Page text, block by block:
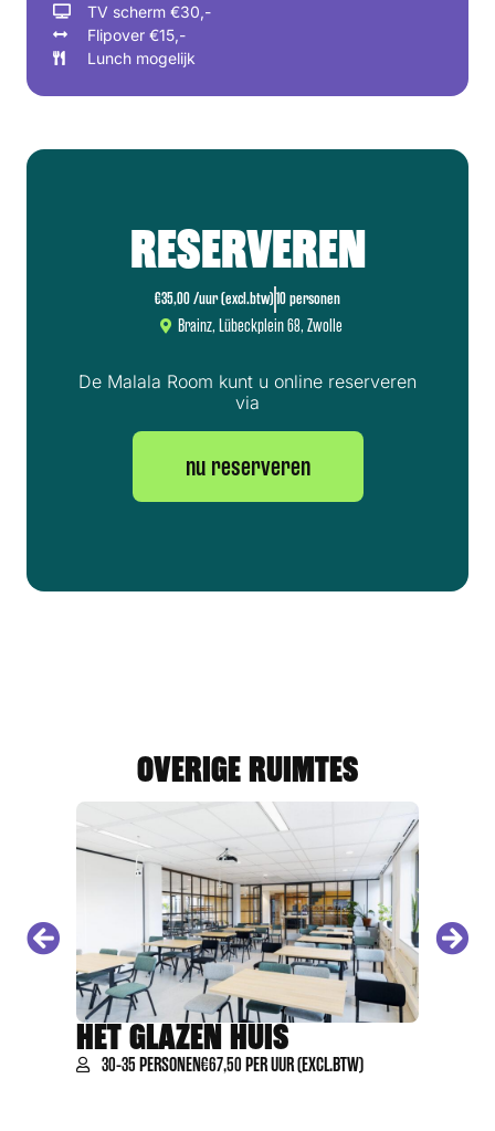
TV scherm €30,-
Flipover €15,-
Lunch mogelijk
RESERVEREN
€35,00 /uur (excl.btw)10 personen
Brainz, Lübeckplein 68, Zwolle
De Malala Room kunt u online reserveren
via
nu reserveren
OVERIGE RUIMTES
HET GLAZEN HUIS
30-35 PERSONEN€67,50 PER UUR (EXCL.BTW)